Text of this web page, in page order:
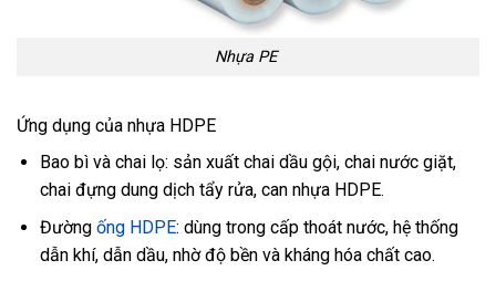
Nhựa PE
Ứng dụng của nhựa HDPE
Bao bì và chai lọ: sản xuất chai dầu gội, chai nước giặt,
chai đựng dung dịch tẩy rửa, can nhựa HDPE.
Đường ống HDPE: dùng trong cấp thoát nước, hệ thống
dẫn khí, dẫn dầu, nhờ độ bền và kháng hóa chất cao.